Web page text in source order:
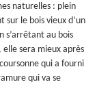
naturelles : plein
sur le bois vieux d’un
s’arrêtant au bois
sera mieux après
qui a fourni
qui va se